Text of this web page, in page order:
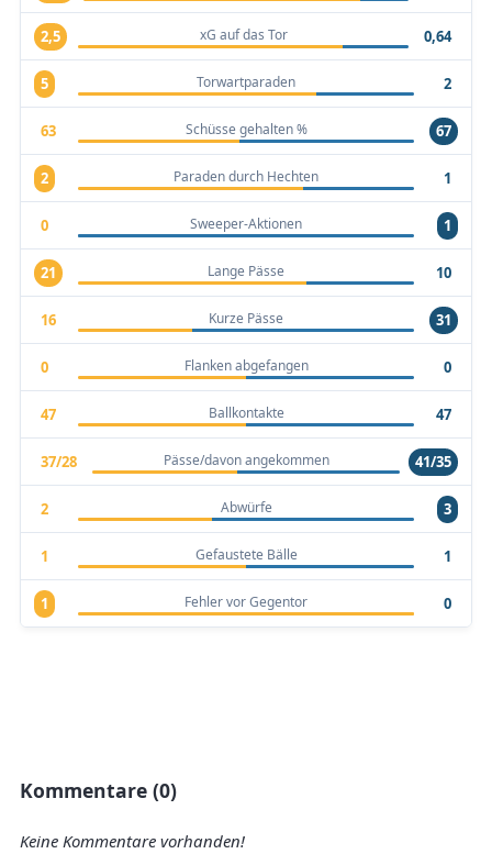
2,5 xG auf das Tor 0,64
5 Torwartparaden 2
63 Schüsse gehalten % 67
2 Paraden durch Hechten 1
0 Sweeper-Aktionen 1
21 Lange Pässe 10
16 Kurze Pässe 31
0 Flanken abgefangen 0
47 Ballkontakte 47
37/28 Pässe/davon angekommen 41/35
2 Abwürfe 3
1 Gefaustete Bälle 1
1 Fehler vor Gegentor 0
Kommentare (0)
Keine Kommentare vorhanden!